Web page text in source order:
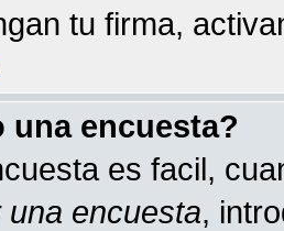
tu firma,
una encuesta?
es facil,
una encuesta,